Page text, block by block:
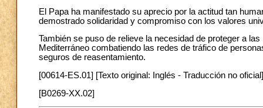
El Papa ha manifestado su aprecio por la actitud tan
demostrado solidaridad y compromiso con los valores
También se puso de relieve la necesidad de proteger a
Mediterráneo combatiendo las redes de tráfico de
seguros de reasentamiento.
[00614-ES.01] [Texto original: Inglés - Traducción no oficial]
[B0269-XX.02]